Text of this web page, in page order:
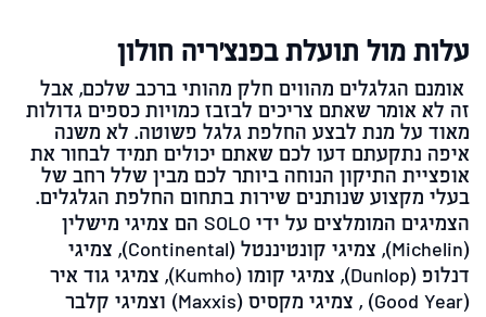
עלות מול תועלת בפנצ'ריה חולון
אומנם הגלגלים מהווים חלק מהותי ברכב שלכם, אבל
זה לא אומר שאתם צריכים לבזבז כמויות כספים גדולות
מאוד על מנת לבצע החלפת גלגל פשוטה. לא משנה
איפה נתקעתם דעו לכם שאתם יכולים תמיד לבחור את
אופציית התיקון הנוחה ביותר לכם מבין שלל רחב של
בעלי מקצוע שנותנים שירות בתחום החלפת הגלגלים.
הצמיגים המומלצים על ידי SOLO הם צמיגי מישלין
(Michelin), צמיגי קונטיננטל (Continental), צמיגי
דנלופ (Dunlop), צמיגי קומו (Kumho), צמיגי גוד איר
(Good Year) , צמיגי מקסיס (Maxxis) וצמיגי קלבר